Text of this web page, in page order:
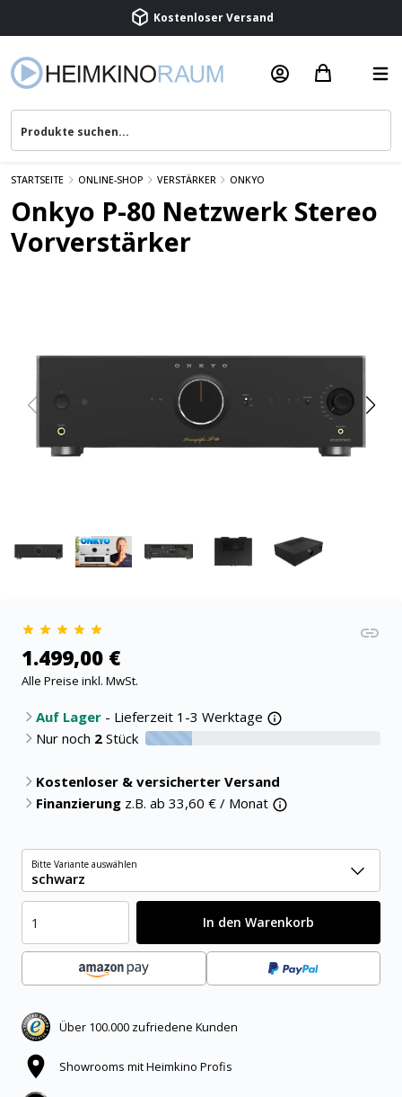
Beratung & Service
STARTSEITE ONLINE-SHOP VERSTÄRKER ONKYO
Onkyo P-80 Netzwerk Stereo
Vorverstärker
1.499,00 €
Alle Preise inkl. MwSt.
Auf Lager - Lieferzeit 1-3 Werktage
Nur noch 2 Stück 20% verfügbar
Kostenloser & versicherter Versand
Finanzierung z.B. ab 33,60 € / Monat
Bitte Variante auswählen
schwarz
In den Warenkorb
Über 100.000 zufriedene Kunden
Showrooms mit Heimkino Profis